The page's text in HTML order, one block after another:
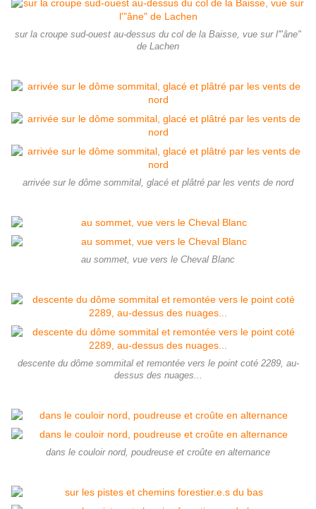
sur la croupe sud-ouest au-dessus du col de la Baisse, vue sur l'"âne"
de Lachen
arrivée sur le dôme sommital, glacé et plâtré par les vents de nord
au sommet, vue vers le Cheval Blanc
descente du dôme sommital et remontée vers le point coté 2289, au-
dessus des nuages...
dans le couloir nord, poudreuse et croûte en alternance